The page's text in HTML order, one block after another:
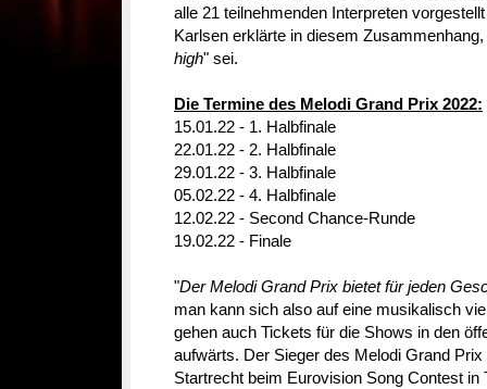
alle 21 teilnehmenden Interpreten
Karlsen erklärte in diesem
high" sei.
Die Termine des Melodi Grand Prix 2022:
15.01.22 - 1. Halbfinale
22.01.22 - 2. Halbfinale
29.01.22 - 3. Halbfinale
05.02.22 - 4. Halbfinale
12.02.22 - Second Chance-Runde
19.02.22 - Finale
"Der Melodi Grand Prix bietet für jeden
man kann sich also auf eine musikalisch
gehen auch Tickets für die Shows in den
aufwärts. Der Sieger des Melodi Grand
Startrecht beim Eurovision Song Contest in